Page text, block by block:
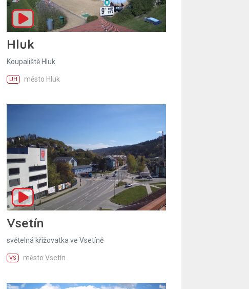
Hluk
Koupaliště Hluk
UH město Hluk
Vsetín
světelná křižovatka ve Vsetíně
VS město Vsetín